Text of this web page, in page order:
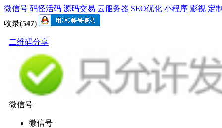
微信号 码怪活码 源码交易 云服务器 SEO优化 小程序 影视 定
收录(547)
二维码分享
微信号
微信号